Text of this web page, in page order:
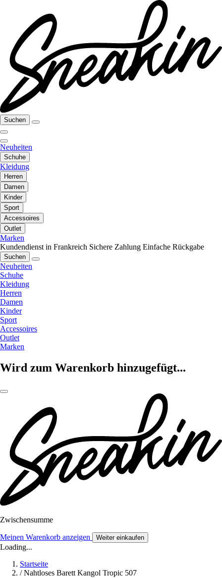
Suchen
Neuheiten
Schuhe
Kleidung
Herren
Damen
Kinder
Sport
Accessoires
Outlet
Marken
Kundendienst in Frankreich Sichere Zahlung Einfache Rückgabe
Suchen
Neuheiten
Schuhe
Kleidung
Herren
Damen
Kinder
Sport
Accessoires
Outlet
Marken
Wird zum Warenkorb hinzugefügt...
Zwischensumme
Meinen Warenkorb anzeigen Weiter einkaufen
Loading...
Startseite
/ Nahtloses Barett Kangol Tropic 507